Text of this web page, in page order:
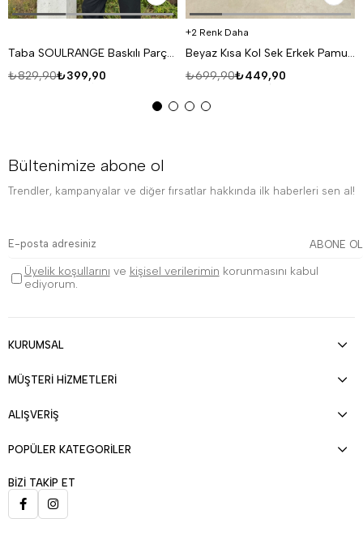
Taba SOULRANGE Baskılı Parçalı Oversize T-SHIRT PNC 1009
₺399,90
₺829,90
2 Renk Daha
Beyaz Kısa Kol Sek Erkek Pamuk Likralı T-SHİRT SC
₺449,90
₺699,90
Bültenimize abone ol
Trendler, kampanyalar ve diğer fırsatlar hakkında ilk haberleri sen al!
ABONE OL
Üyelik koşullarını ve kişisel verilerimin korunmasını kabul
ediyorum.
KURUMSAL
MÜŞTERİ HİZMETLERİ
ALIŞVERİŞ
POPÜLER KATEGORİLER
BİZİ TAKİP ET